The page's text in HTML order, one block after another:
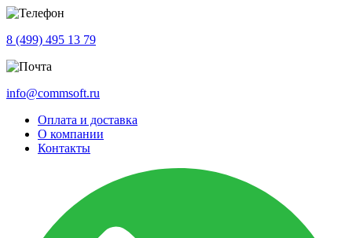
8 (499) 495 13 79
info@commsoft.ru
Оплата и доставка
О компании
Контакты